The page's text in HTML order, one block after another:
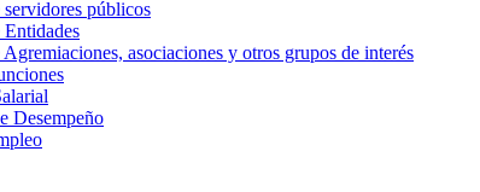
públicos
asociaciones y otros grupos de interés
Desempeño